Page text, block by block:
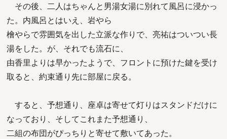
その後、二人はちゃんと男湯女湯に別れて風呂に浸かっ
た。内風呂とはいえ、岩やら
檜やらで雰囲気を出した立派な作りで、亮祐はついつい長
湯をした。が、それでも流石に、
由香里よりは早かったようで、フロントに預けた鍵を受け
取ると、約束通り先に部屋に戻る。
すると、予想通り、座卓は寄せて灯りはスタンドだけに
なっており、そしてこれまた予想通り、
二組の布団がぴっちりと寄せて敷いてあった。